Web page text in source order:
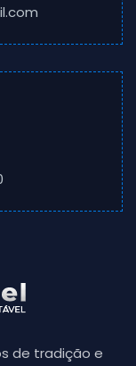
de tradição e